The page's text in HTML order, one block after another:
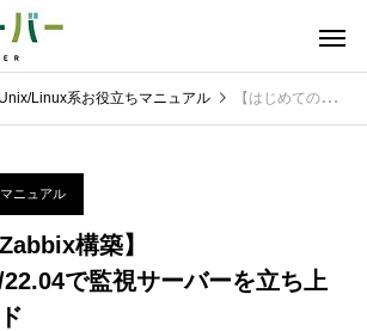
Unix/Linux系お役立ちマニュアル 【はじめてのZabbix構築】Ubuntu24.04/22.04で監視サーバーを立ち上げる実践ガイド
ニュアル
構築】
で監視サーバーを立ち上